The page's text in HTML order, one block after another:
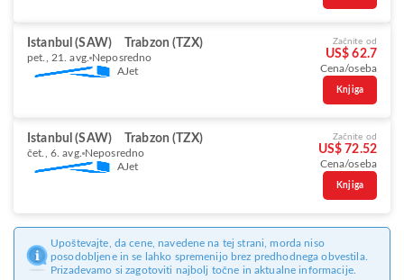
Istanbul (SAW) Trabzon (TZX)
pet., 21. avg. Neposredno
AJet
Začnite od
US$ 62.7
Cena/oseba
Knjiga
Istanbul (SAW) Trabzon (TZX)
čet., 6. avg. Neposredno
AJet
Začnite od
US$ 72.52
Cena/oseba
Knjiga
Upoštevajte, da cene, navedene na tej strani, morda niso
posodobljene in se lahko spremenijo brez predhodnega obvestila.
Prizadevamo si zagotoviti najbolj točne in aktualne informacije.